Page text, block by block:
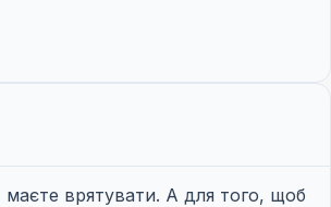
маєте врятувати. А для того, щоб